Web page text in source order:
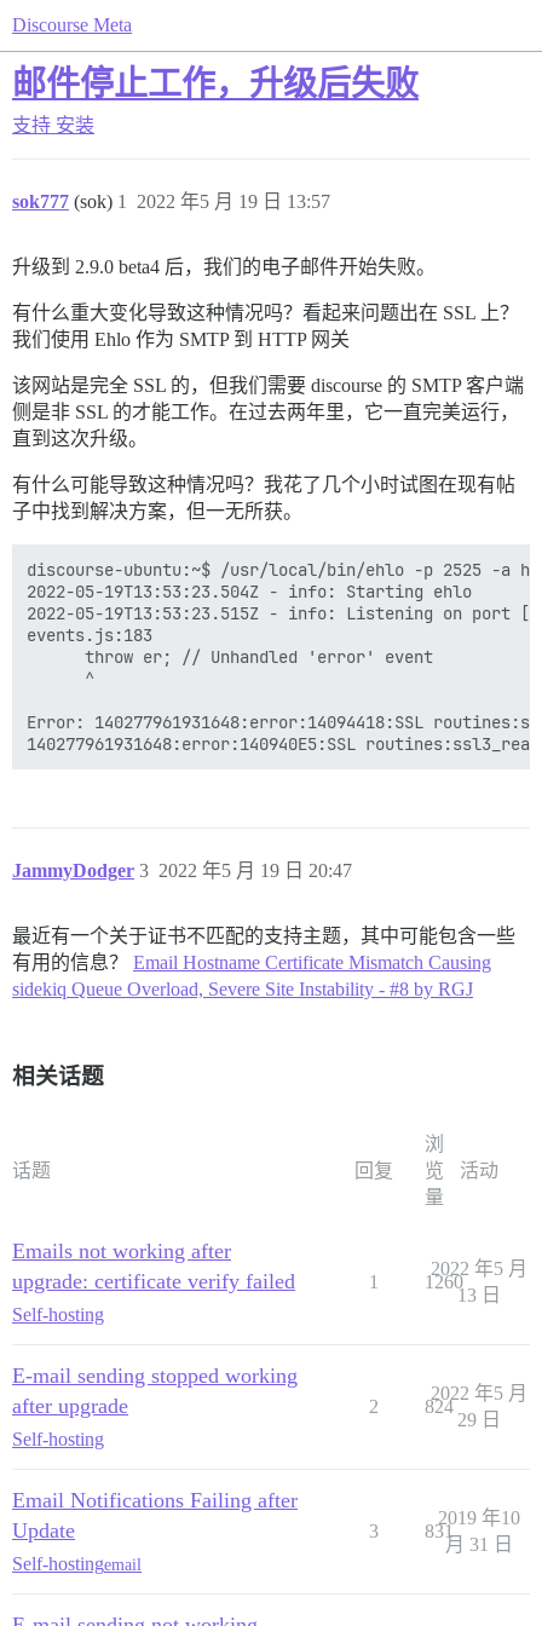
Discourse Meta
邮件停止工作，升级后失败
支持 安装
sok777 (sok) 2022 年5 月 19 日 13:57
1
升级到 2.9.0 beta4 后，我们的电子邮件开始失败。
有什么重大变化导致这种情况吗？看起来问题出在 SSL 上？
我们使用 Ehlo 作为 SMTP 到 HTTP 网关
该网站是完全 SSL 的，但我们需要 discourse 的 SMTP 客户端
侧是非 SSL 的才能工作。在过去两年里，它一直完美运行，
直到这次升级。
有什么可能导致这种情况吗？我花了几个小时试图在现有帖
子中找到解决方案，但一无所获。
discourse-ubuntu:~$ /usr/local/bin/ehlo -p 2525 -a
2022-05-19T13:53:23.504Z - info: Starting ehlo
2022-05-19T13:53:23.515Z - info: Listening on port
events.js:183
      throw er; // Unhandled 'error' event
      ^
Error: 140277961931648:error:14094418:SSL
JammyDodger 2022 年5 月 19 日 20:47
3
最近有一个关于证书不匹配的支持主题，其中可能包含一些
有用的信息？ Email Hostname Certificate Mismatch Causing
sidekiq Queue Overload, Severe Site Instability - #8 by RGJ
相关话题
话题 回复
浏
览
量
活动
Emails not working after
upgrade: certificate verify failed
Self-hosting
1 1260
2022 年5 月
13 日
E-mail sending stopped working
after upgrade
Self-hosting
2 824
2022 年5 月
29 日
Email Notifications Failing after
Update
Self-hostingemail
3 831
2019 年10
月 31 日